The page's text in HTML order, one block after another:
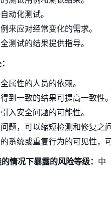
动化测试。
来应对经常变化的需求。
测试的结果提供指导。
属性的人员的依赖。
到一致的结果可提高一致性。
入安全问题的可能性。
题，可以缩短检测和修复之
系统或重复行为的可见性，
情况下暴露的风险等级： 中